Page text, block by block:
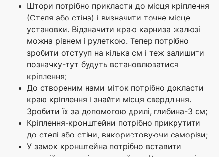
Штори потрібно прикласти до місця кріплення
(Стеля або стіна) і визначити точне місце
установки. Відзначити краю карниза жалюзі
можна рівнем і рулеткою. Тепер потрібно
зробити отстууп на кілька см і теж залишити
позначку-тут будуть встановлюватися
кріплення;
До створеним нами міток потрібно докласти
краю кріплення і знайти місця свердління.
Зробити їх за допомогою дрилі, глибина-3 см;
Кріплення-кронштейни потрібно прикрутити
до стелі або стіни, використовуючи саморізи;
У замок кронштейна потрібно вставити